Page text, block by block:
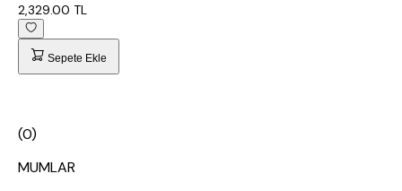
2,329.00 TL
Sepete Ekle
(0)
MUMLAR